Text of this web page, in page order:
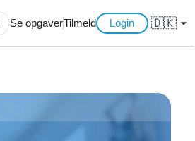
Se opgaverTilmeld Login 🇩🇰 arrow_drop_down